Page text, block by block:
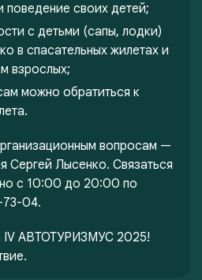
поведение своих детей;
с детьми (сапы, лодки)
в спасательных жилетах и
взрослых;
можно обратиться к
вопросам —
Сергей Лысенко. Связаться
с 10:00 до 20:00 по
73-04.
IV АВТОТУРИЗМУС 2025!